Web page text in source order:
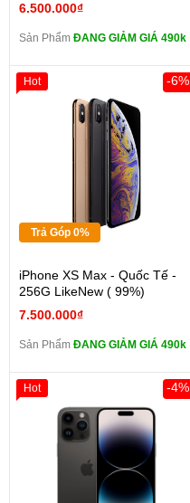
6.500.000₫
Sản Phẩm ĐANG GIẢM GIÁ 490k
Trả Góp 0%
iPhone XS Max - Quốc Tế -
256G LikeNew ( 99%)
7.500.000₫
-6%
Sản Phẩm ĐANG GIẢM GIÁ 490k
Hot
-4%
Hot